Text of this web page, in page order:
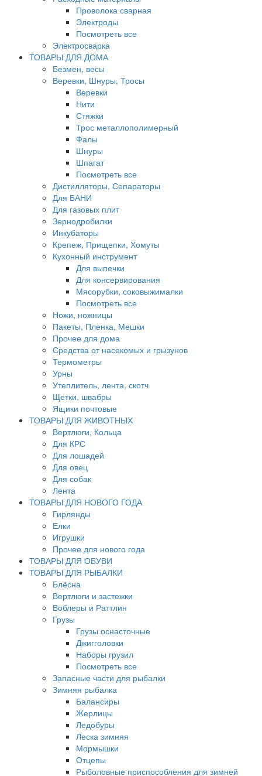
Проволока сварная
Электроды
Посмотреть все
Электросварка
ТОВАРЫ ДЛЯ ДОМА
Безмен, весы
Веревки, Шнуры, Тросы
Веревки
Нити
Стяжки
Трос металлополимерный
Фалы
Шнуры
Шпагат
Посмотреть все
Дистилляторы, Сепараторы
Для БАНИ
Для газовых плит
Зернодробилки
Инкубаторы
Крепеж, Прищепки, Хомуты
Кухонный инструмент
Для выпечки
Для консервирования
Мясорубки, соковыжималки
Посмотреть все
Ножи, ножницы
Пакеты, Пленка, Мешки
Прочее для дома
Средства от насекомых и грызунов
Термометры
Урны
Утеплитель, лента, скотч
Щетки, швабры
Ящики почтовые
ТОВАРЫ ДЛЯ ЖИВОТНЫХ
Вертлюги, Кольца
Для КРС
Для лошадей
Для овец
Для собак
Лента
ТОВАРЫ ДЛЯ НОВОГО ГОДА
Гирлянды
Елки
Игрушки
Прочее для нового года
ТОВАРЫ ДЛЯ ОБУВИ
ТОВАРЫ ДЛЯ РЫБАЛКИ
Блёсна
Вертлюги и застежки
Воблеры и Раттлин
Грузы
Грузы оснасточные
Джигголовки
Наборы грузил
Посмотреть все
Запасные части для рыбалки
Зимняя рыбалка
Балансиры
Жерлицы
Ледобуры
Леска зимняя
Мормышки
Отцепы
Рыболовные приспособления для зимней